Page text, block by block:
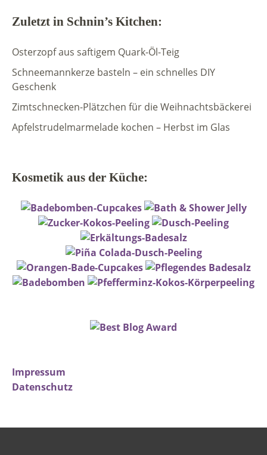
Zuletzt in Schnin’s Kitchen:
Osterzopf aus saftigem Quark-Öl-Teig
Schneemannkerze basteln – ein schnelles DIY
Geschenk
Zimtschnecken-Plätzchen für die Weihnachtsbäckerei
Apfelstrudelmarmelade kochen – Herbst im Glas
Kosmetik aus der Küche:
Impressum
Datenschutz